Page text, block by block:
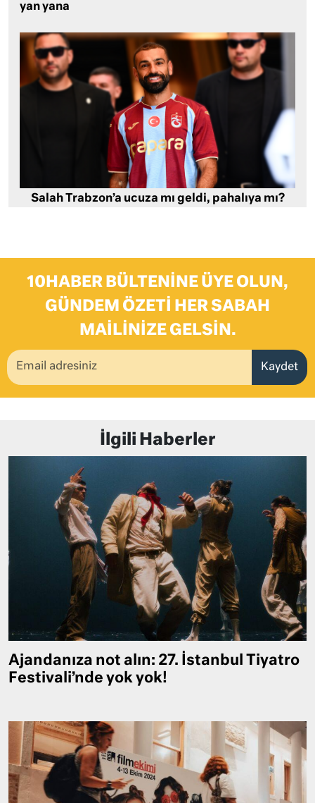
yan yana
Salah Trabzon’a ucuza mı geldi, pahalıya mı?
10HABER BÜLTENINE ÜYE OLUN,
GÜNDEM ÖZETI HER SABAH
MAILINIZE GELSIN.
Kaydet
İlgili Haberler
Ajandanıza not alın: 27. İstanbul Tiyatro
Festivali’nde yok yok!